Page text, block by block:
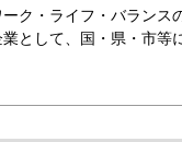
ーク・ライフ・バランス
業として、国・県・市等